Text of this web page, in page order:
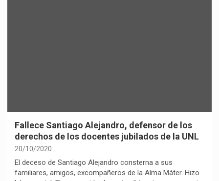
Fallece Santiago Alejandro, defensor de los
derechos de los docentes jubilados de la UNL
20/10/2020
El deceso de Santiago Alejandro consterna a sus
familiares, amigos, excompañeros de la Alma Máter. Hizo